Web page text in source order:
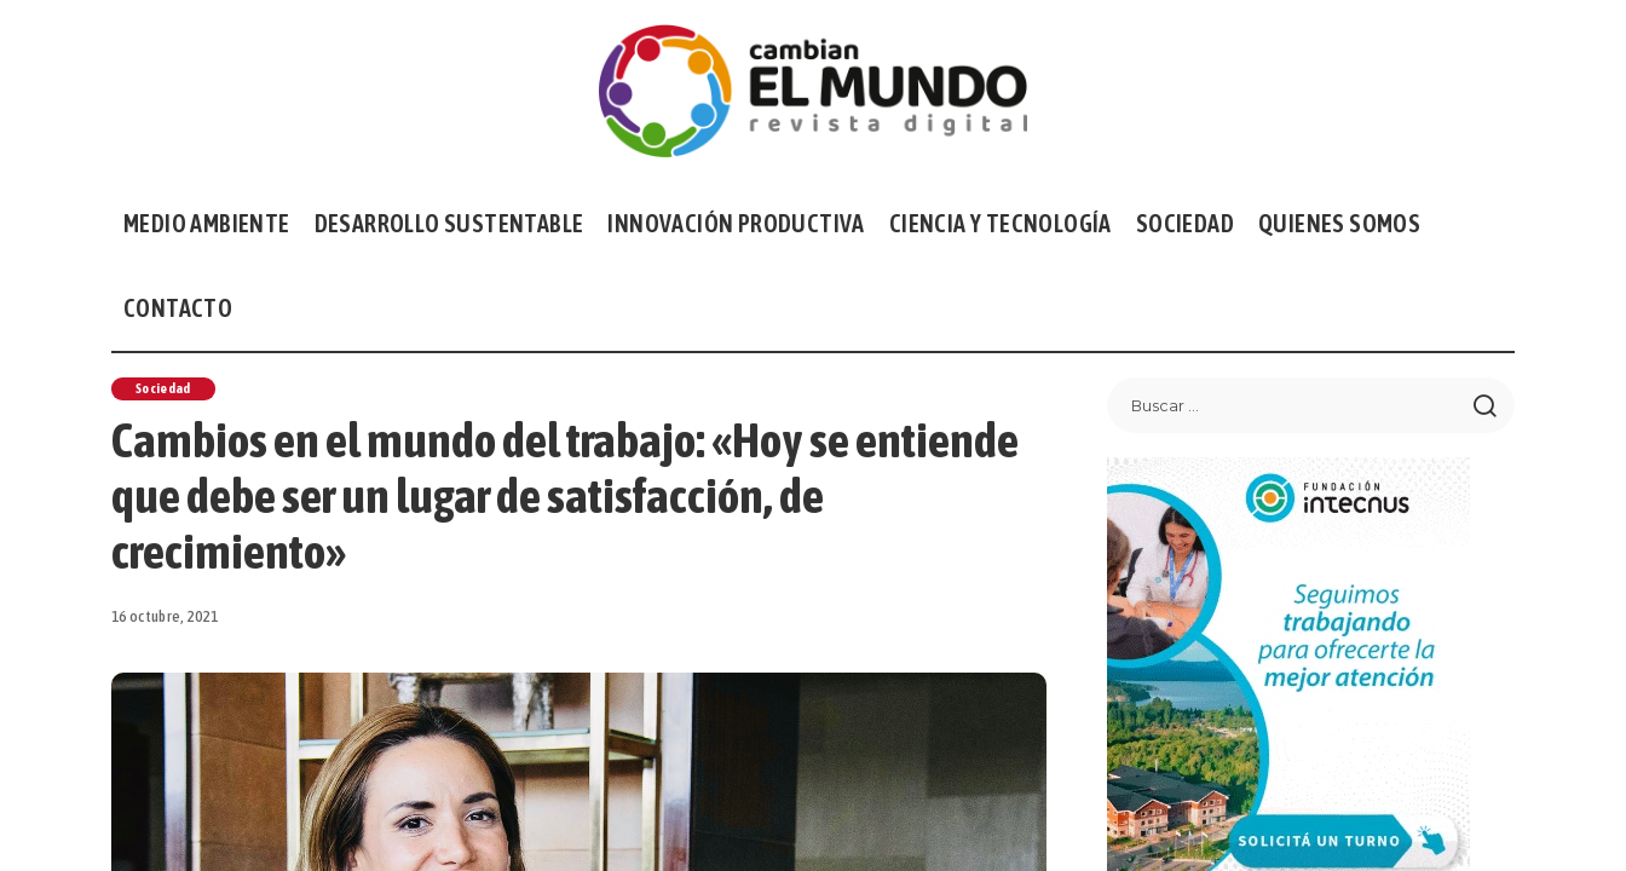
MEDIO AMBIENTE DESARROLLO SUSTENTABLE INNOVACIÓN PRODUCTIVA CIENCIA Y TECNOLOGÍA SOCIEDAD QUIENES SOMOS
CONTACTO
Sociedad
Cambios en el mundo del trabajo: «Hoy se entiende
que debe ser un lugar de satisfacción, de
crecimiento»
16 octubre, 2021